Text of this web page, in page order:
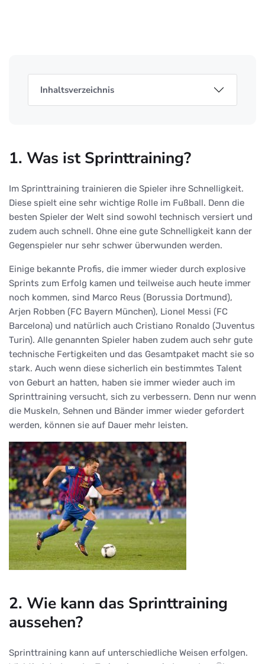
Inhaltsverzeichnis
1. Was ist Sprinttraining?
Im Sprinttraining trainieren die Spieler ihre Schnelligkeit.
Diese spielt eine sehr wichtige Rolle im Fußball. Denn die
besten Spieler der Welt sind sowohl technisch versiert und
zudem auch schnell. Ohne eine gute Schnelligkeit kann der
Gegenspieler nur sehr schwer überwunden werden.
Einige bekannte Profis, die immer wieder durch explosive
Sprints zum Erfolg kamen und teilweise auch heute immer
noch kommen, sind Marco Reus (Borussia Dortmund),
Arjen Robben (FC Bayern München), Lionel Messi (FC
Barcelona) und natürlich auch Cristiano Ronaldo (Juventus
Turin). Alle genannten Spieler haben zudem auch sehr gute
technische Fertigkeiten und das Gesamtpaket macht sie so
stark. Auch wenn diese sicherlich ein bestimmtes Talent
von Geburt an hatten, haben sie immer wieder auch im
Sprinttraining versucht, sich zu verbessern. Denn nur wenn
die Muskeln, Sehnen und Bänder immer wieder gefordert
werden, können sie auf Dauer mehr leisten.
2. Wie kann das Sprinttraining
aussehen?
Sprinttraining kann auf unterschiedliche Weisen erfolgen.